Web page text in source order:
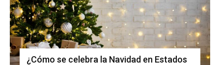
¿Cómo se celebra la Navidad en Estados